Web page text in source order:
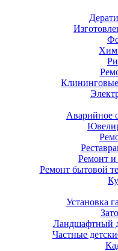
Аварийное
Ремонт
Ремонт бытовой
Установка
Ландшафтный
Частные